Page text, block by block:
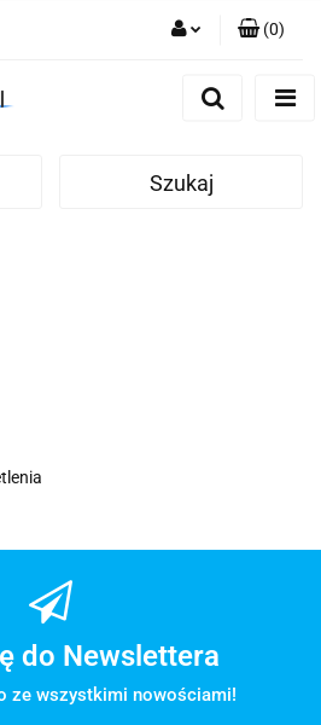
(0)
Szukaj
do Newslettera
ze wszystkimi nowościami!